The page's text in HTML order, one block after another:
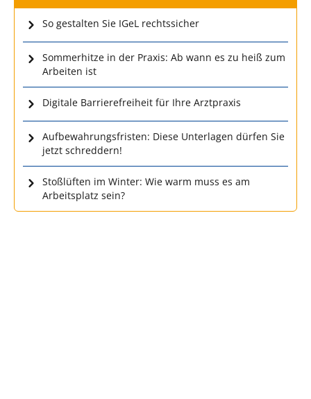
So gestalten Sie IGeL rechtssicher
Sommerhitze in der Praxis: Ab wann es zu heiß zum
Arbeiten ist
Digitale Barrierefreiheit für Ihre Arztpraxis
Aufbewahrungsfristen: Diese Unterlagen dürfen Sie
jetzt schreddern!
Stoßlüften im Winter: Wie warm muss es am
Arbeitsplatz sein?